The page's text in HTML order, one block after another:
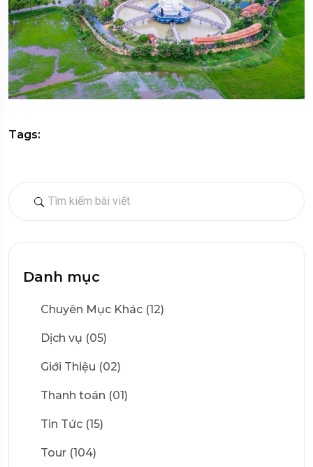
Danh mục
Chuyên Mục Khác (12)
Dịch vụ (05)
Giới Thiệu (02)
Thanh toán (01)
Tin Tức (15)
Tour (104)
Tags: